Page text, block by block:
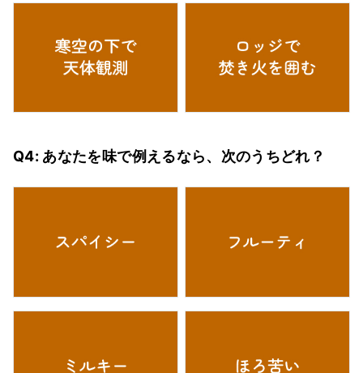
Q4: あなたを味で例えるなら、次のうちどれ？